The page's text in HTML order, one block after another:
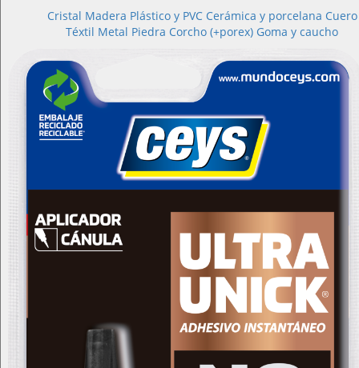
Cristal Madera Plástico y PVC Cerámica y porcelana Cuero
Téxtil Metal Piedra Corcho (+porex) Goma y caucho